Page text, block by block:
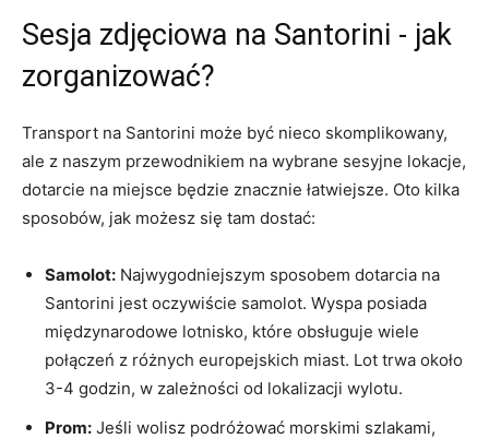
Sesja zdjęciowa na Santorini -⁤ jak
zorganizować?
Transport⁣ na⁢ Santorini może być nieco skomplikowany,
ale z naszym przewodnikiem na wybrane sesyjne lokacje,
⁢dotarcie na miejsce będzie znacznie łatwiejsze. Oto kilka‌
sposobów, ‌jak możesz się⁣ tam dostać:
Samolot: Najwygodniejszym sposobem dotarcia na⁣
Santorini jest oczywiście samolot. Wyspa⁣ posiada
międzynarodowe lotnisko, które obsługuje wiele
połączeń z różnych europejskich miast. Lot trwa⁢ około
3-4 godzin, w zależności od​ lokalizacji wylotu.
Prom: Jeśli wolisz podróżować morskimi szlakami,